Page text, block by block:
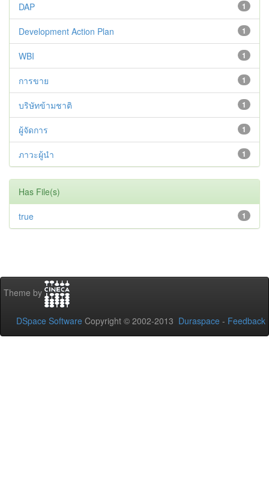
1
DAP
1
Development Action Plan
1
WBI
1
การขาย
1
บริษัทข้ามชาติ
1
ผู้จัดการ
1
ภาวะผู้นำ
Has File(s)
1
true
Theme by
DSpace Software Copyright © 2002-2013 Duraspace - Feedback